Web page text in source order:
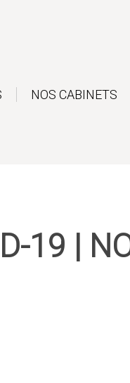
NOS CABINETS
19 |